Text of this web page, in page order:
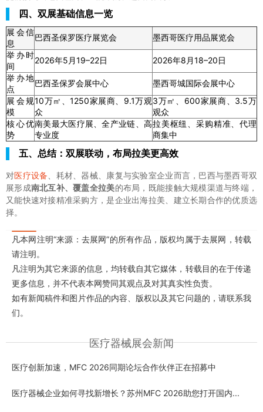
四、双展基础信息一览
展会信
息
巴西圣保罗医疗展览会
墨西哥医疗用品展览会
举办时
间
2026年5月19–22日
2026年8月18–20日
举办地
点
巴西圣保罗会展中心
墨西哥城国际会展中心
展会规
模
10万㎡、1250家展商、9.1万观
众
3万㎡、600家展商、3.5万
观众
核心优
势
南美最大医疗展、全产业链、高
专业度
拉美枢纽、采购精准、代理
商集中
五、总结：双展联动，布局拉美更高效
对医疗设备、耗材、器械、康复与实验室企业而言，巴西与墨西哥双
展形成南北互补、覆盖全拉美的布局，既能接触大规模渠道与终端，
又能快速对接精准采购方，是企业出海拉美、建立长期合作的优质选
择。
凡本网注明“来源：去展网”的所有作品，版权均属于去展网，转载
请注明。
凡注明为其它来源的信息，均转载自其它媒体，转载目的在于传递
更多信息，并不代表本网赞同其观点及对其真实性负责。
如有新闻稿件和图片作品的内容、版权以及其它问题的，请联系我
们。
医疗器械展会新闻
医疗创新加速，MFC 2026同期论坛合作伙伴正在招募中
医疗器械企业如何寻找新增长？苏州MFC 2026助您打开国内...